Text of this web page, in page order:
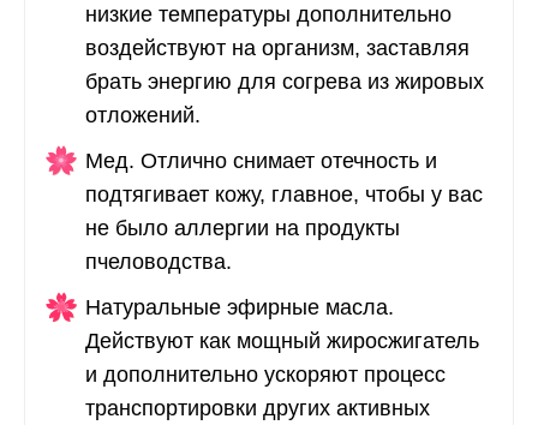
низкие температуры дополнительно
воздействуют на организм, заставляя
брать энергию для согрева из жировых
отложений.
Мед. Отлично снимает отечность и
подтягивает кожу, главное, чтобы у вас
не было аллергии на продукты
пчеловодства.
Натуральные эфирные масла.
Действуют как мощный жиросжигатель
и дополнительно ускоряют процесс
транспортировки других активных